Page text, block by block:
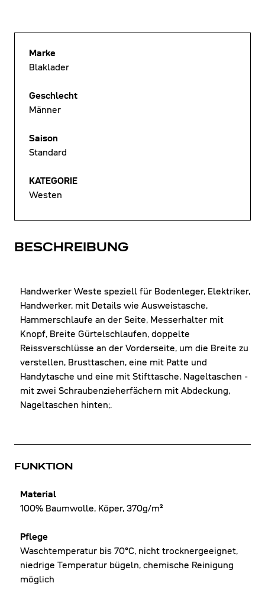
BESCHREIBUNG
Handwerker Weste speziell für Bodenleger, Elektriker,
Handwerker, mit Details wie Ausweistasche,
Hammerschlaufe an der Seite, Messerhalter mit
Knopf, Breite Gürtelschlaufen, doppelte
Reissverschlüsse an der Vorderseite, um die Breite zu
verstellen, Brusttaschen, eine mit Patte und
Handytasche und eine mit Stifttasche, Nageltaschen -
mit zwei Schraubenzieherfächern mit Abdeckung,
Nageltaschen hinten;.
FUNKTION
Material
100% Baumwolle, Köper, 370g/m²
Pflege
Waschtemperatur bis 70°C, nicht trocknergeeignet,
niedrige Temperatur bügeln, chemische Reinigung
möglich
Marke
Blaklader
Geschlecht
Männer
Saison
Standard
KATEGORIE
Westen